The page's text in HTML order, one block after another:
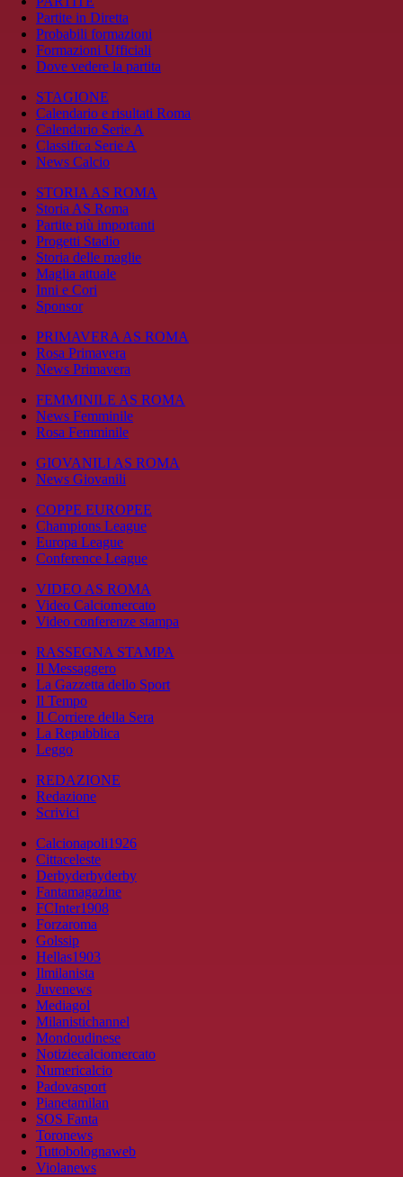
Partite in Diretta
Probabili formazioni
Formazioni Ufficiali
Dove vedere la partita
STAGIONE
Calendario e risultati Roma
Calendario Serie A
Classifica Serie A
News Calcio
STORIA AS ROMA
Storia AS Roma
Partite più importanti
Progetti Stadio
Storia delle maglie
Maglia attuale
Inni e Cori
Sponsor
PRIMAVERA AS ROMA
Rosa Primavera
News Primavera
FEMMINILE AS ROMA
News Femminile
Rosa Femminile
GIOVANILI AS ROMA
News Giovanili
COPPE EUROPEE
Champions League
Europa League
Conference League
VIDEO AS ROMA
Video Calciomercato
Video conferenze stampa
RASSEGNA STAMPA
Il Messaggero
La Gazzetta dello Sport
Il Tempo
Il Corriere della Sera
La Repubblica
Leggo
REDAZIONE
Redazione
Scrivici
Calcionapoli1926
Cittaceleste
Derbyderbyderby
Fantamagazine
FCInter1908
Forzaroma
Golssip
Hellas1903
Ilmilanista
Juvenews
Mediagol
Milanistichannel
Mondoudinese
Notiziecalciomercato
Numericalcio
Padovasport
Pianetamilan
SOS Fanta
Toronews
Tuttobolognaweb
Violanews